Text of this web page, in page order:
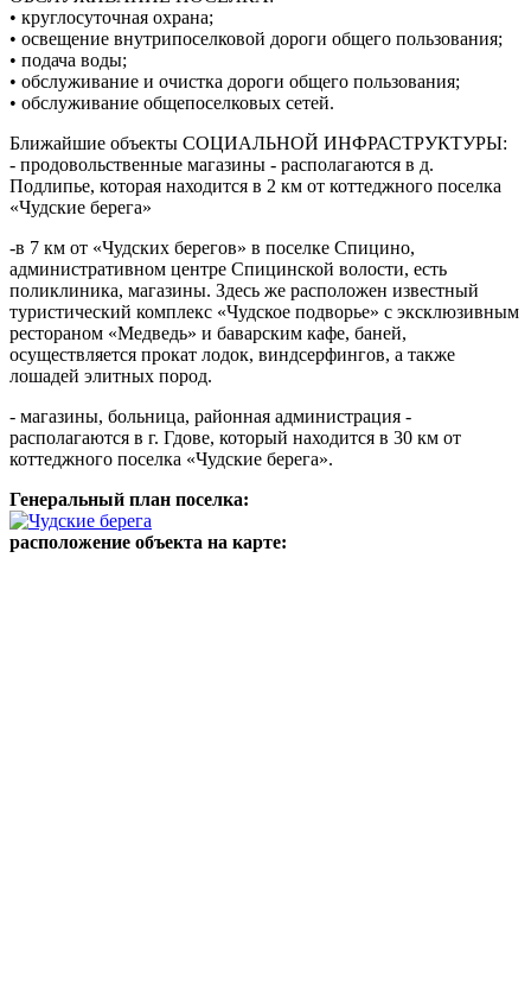
• круглосуточная охрана;
• освещение внутрипоселковой дороги общего пользования;
• подача воды;
• обслуживание и очистка дороги общего пользования;
• обслуживание общепоселковых сетей.
Ближайшие объекты СОЦИАЛЬНОЙ ИНФРАСТРУКТУРЫ:
- продовольственные магазины - располагаются в д.
Подлипье, которая находится в 2 км от коттеджного поселка
«Чудские берега»
-в 7 км от «Чудских берегов» в поселке Спицино,
административном центре Спицинской волости, есть
поликлиника, магазины. Здесь же расположен известный
туристический комплекс «Чудское подворье» с эксклюзивным
рестораном «Медведь» и баварским кафе, баней,
осуществляется прокат лодок, виндсерфингов, а также
лошадей элитных пород.
- магазины, больница, районная администрация -
располагаются в г. Гдове, который находится в 30 км от
коттеджного поселка «Чудские берега».
Генеральный план поселка:
расположение объекта на карте: